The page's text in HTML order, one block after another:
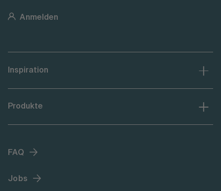
Anmelden
Inspiration
Produkte
FAQ
Jobs